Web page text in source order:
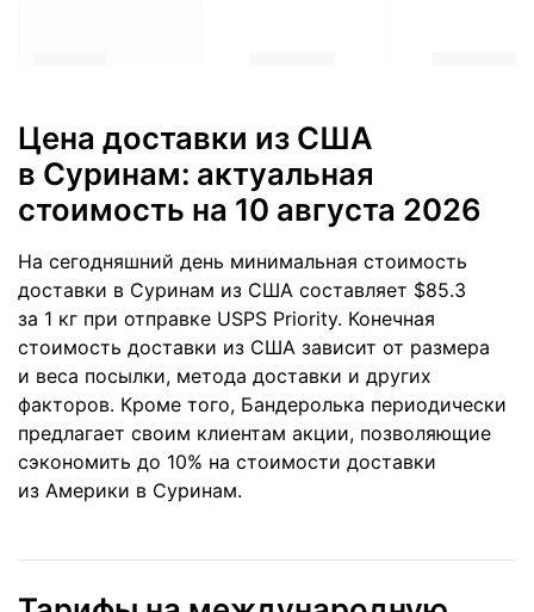
Цена доставки из США
в Суринам: актуальная
стоимость на 10 августа 2026
На сегодняшний день минимальная стоимость
доставки в Суринам из США составляет $85.3
за 1 кг при отправке USPS Priority. Конечная
стоимость доставки из США зависит от размера
и веса посылки, метода доставки и других
факторов. Кроме того, Бандеролька периодически
предлагает своим клиентам акции, позволяющие
сэкономить до 10% на стоимости доставки
из Америки в Суринам.